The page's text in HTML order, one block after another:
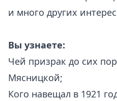
и много других
Вы узнаете:
Чей призрак до сих
Мясницкой;
Кого навещал в 1921